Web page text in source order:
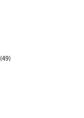
(49)